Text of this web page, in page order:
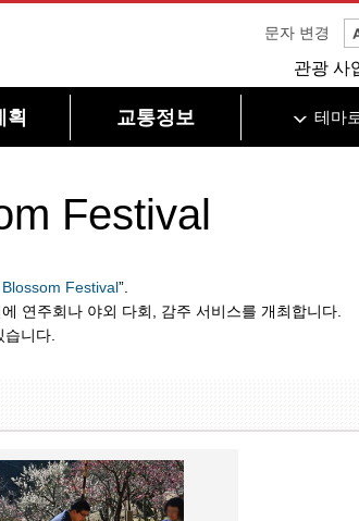
문자 변경
관광 사
획 교통정보 테마
Festival
Festival”.
연주회나 야외 다회, 감주 서비스를 개최합니다.
니다.